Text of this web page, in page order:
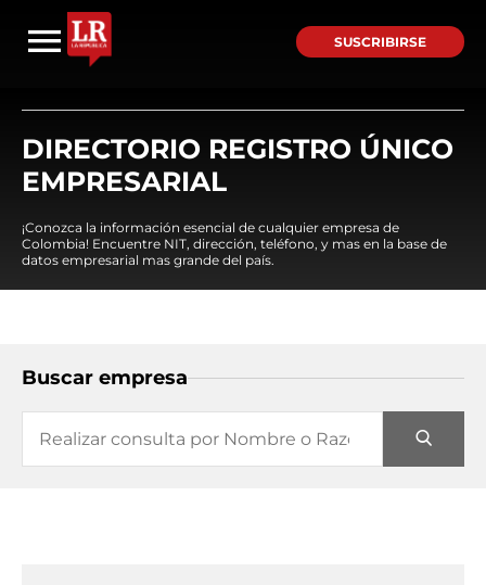
SUSCRIBIRSE
DIRECTORIO REGISTRO ÚNICO
EMPRESARIAL
¡Conozca la información esencial de cualquier empresa de
Colombia! Encuentre NIT, dirección, teléfono, y mas en la base de
datos empresarial mas grande del país.
Buscar empresa